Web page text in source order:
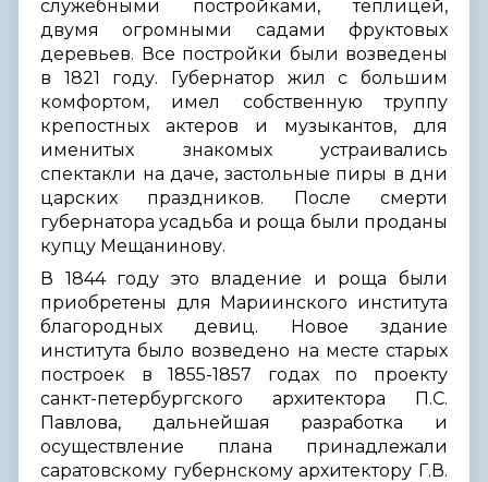
служебными постройками, теплицей,
двумя огромными садами фруктовых
деревьев. Все постройки были возведены
в 1821 году. Губернатор жил с большим
комфортом, имел собственную труппу
крепостных актеров и музыкантов, для
именитых знакомых устраивались
спектакли на даче, застольные пиры в дни
царских праздников. После смерти
губернатора усадьба и роща были проданы
купцу Мещанинову.
В 1844 году это владение и роща были
приобретены для Мариинского института
благородных девиц. Новое здание
института было возведено на месте старых
построек в 1855-1857 годах по проекту
санкт-петербургского архитектора П.С.
Павлова, дальнейшая разработка и
осуществление плана принадлежали
саратовскому губернскому архитектору Г.В.